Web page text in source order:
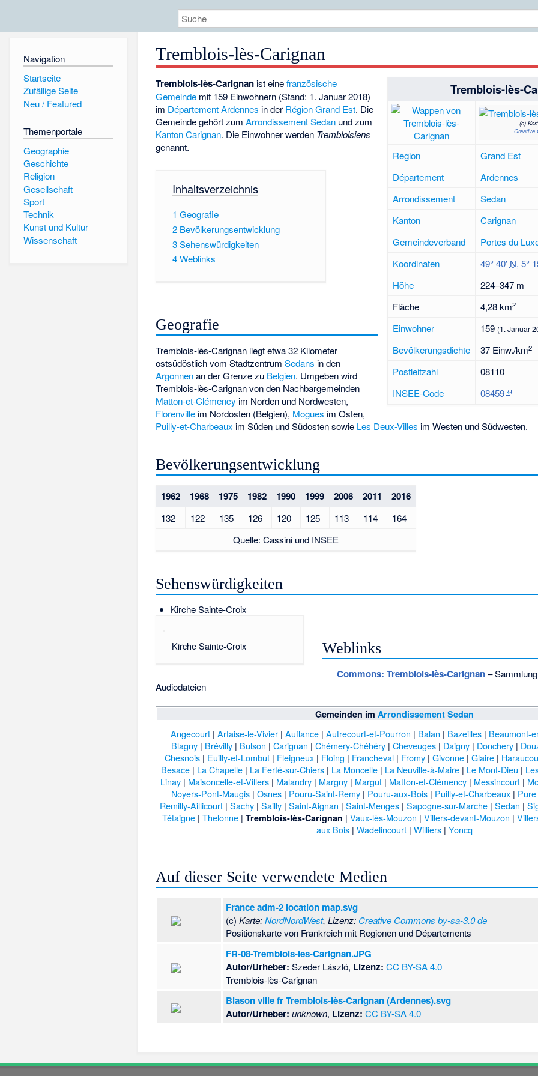
Navigation
Startseite
Zufällige Seite
Neu / Featured
Themenportale
Geographie
Geschichte
Religion
Gesellschaft
Sport
Technik
Kunst und Kultur
Wissenschaft
Tremblois-lès-Carignan
Tremblois-lès-
(c)
Creative
Region
Grand Est
Département
Ardennes
Arrondissement
Sedan
Kanton
Carignan
Gemeindeverband
Portes du
Koordinaten
49° 40′ N, 5°
Höhe
224–347 m
Fläche
4,28 km2
Einwohner 159 (1. Januar
Bevölkerungsdichte 37 Einw./km2
Postleitzahl
08110
INSEE-Code
08459
Tremblois-lès-Carignan ist einefranzösische
Gemeinde mit 159 Einwohnern (Stand: 1. Januar 2018)
im Département Ardennes in der Région Grand Est. Die
Gemeinde gehört zumArrondissement Sedan und zum
Kanton Carignan. Die Einwohner werden Trembloisiens
genannt.
Inhaltsverzeichnis
1 Geografie
2 Bevölkerungsentwicklung
3Sehenswürdigkeiten
4Weblinks
Geografie
Tremblois-lès-Carignan liegt etwa 32 Kilometer
ostsüdöstlich vom StadtzentrumSedans in den
Argonnenan der Grenze zu Belgien. Umgeben wird
Tremblois-lès-Carignan von den Nachbargemeinden
Matton-et-Clémency im Norden und Nordwesten,
Florenville im Nordosten (Belgien), Mogues im Osten,
Puilly-et-Charbeaux im Süden und Südosten sowie Les Deux-Villes im Westen und Südwesten.
Bevölkerungsentwicklung
1962 1968 1975 1982 1990 1999 2006 2011 2016
132 122 135 126 120 125 113 114
164
Quelle: Cassini und INSEE
Sehenswürdigkeiten
Kirche Sainte-Croix
Kirche Sainte-Croix Weblinks
Commons: Tremblois-lès-Carignan–
Audiodateien
Gemeinden im Arrondissement Sedan
Angecourt |Artaise-le-Vivier |Auflance |Autrecourt-et-Pourron | Balan | Bazeilles | Beaumont-
Blagny| Brévilly| Bulson | Carignan | Chémery-Chéhéry| Cheveuges| Daigny| Donchery|
Chesnois| Euilly-et-Lombut| Fleigneux| Floing | Francheval| Fromy| Givonne| Glaire|
Besace | La Chapelle | La Ferté-sur-Chiers | La Moncelle | La Neuville-à-Maire | Le Mont-Dieu |
Linay| Maisoncelle-et-Villers| Malandry| Margny| Margut| Matton-et-Clémency| Messincourt|
Noyers-Pont-Maugis| Osnes| Pouru-Saint-Remy| Pouru-aux-Bois| Puilly-et-Charbeaux| Pure
Remilly-Aillicourt| Sachy| Sailly| Saint-Aignan | Saint-Menges| Sapogne-sur-Marche| Sedan |
Tétaigne |Thelonne |Tremblois-lès-Carignan |Vaux-lès-Mouzon |Villers-devant-Mouzon |
aux Bois| Wadelincourt| Williers| Yoncq
Auf dieser Seite verwendete Medien
France adm-2 location map.svg
(c)Karte:NordNordWest, Lizenz: Creative Commons by-sa-3.0 de
Positionskarte von Frankreich mit Regionen und Départements
FR-08-Tremblois-les-Carignan.JPG
Autor/Urheber: Szeder László, Lizenz: CC BY-SA 4.0
Tremblois-lès-Carignan
Blason ville fr Tremblois-lès-Carignan (Ardennes).svg
Autor/Urheber: unknown, Lizenz: CC BY-SA 4.0